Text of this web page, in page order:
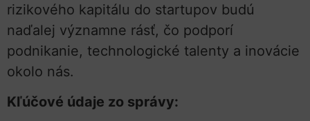
rizikového kapitálu do startupov budú
naďalej významne rásť, čo podporí
podnikanie, technologické talenty a inovácie
okolo nás.
Kľúčové údaje zo správy: